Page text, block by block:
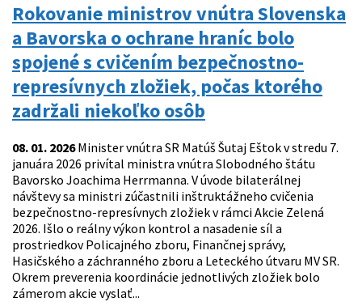
Rokovanie ministrov vnútra Slovenska
a Bavorska o ochrane hraníc bolo
spojené s cvičením bezpečnostno-
represívnych zložiek, počas ktorého
zadržali niekoľko osôb
08. 01. 2026Minister vnútra SR Matúš Šutaj Eštok v stredu 7.
januára 2026 privítal ministra vnútra Slobodného štátu
Bavorsko Joachima Herrmanna. V úvode bilaterálnej
návštevy sa ministri zúčastnili inštruktážneho cvičenia
bezpečnostno-represívnych zložiek v rámci Akcie Zelená
2026. Išlo o reálny výkon kontrol a nasadenie síl a
prostriedkov Policajného zboru, Finančnej správy,
Hasičského a záchranného zboru a Leteckého útvaru MV SR.
Okrem preverenia koordinácie jednotlivých zložiek bolo
zámerom akcie vyslať...